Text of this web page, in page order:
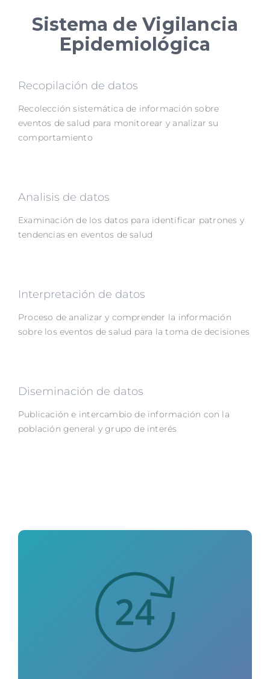
Sistema de Vigilancia
Epidemiológica
Recopilación de datos
Recolección sistemática de información sobre
eventos de salud para monitorear y analizar su
comportamiento
Analisis de datos
Examinación de los datos para identificar patrones y
tendencias en eventos de salud
Interpretación de datos
Proceso de analizar y comprender la información
sobre los eventos de salud para la toma de decisiones
Diseminación de datos
Publicación e intercambio de información con la
población general y grupo de interés